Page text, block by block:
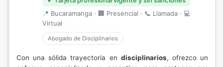
📍 Bucaramanga · 🏢 Presencial · 📞 Llamada · 💻
Virtual
Abogado de Disciplinarios
Con una sólida trayectoria en disciplinarios, ofrezco un